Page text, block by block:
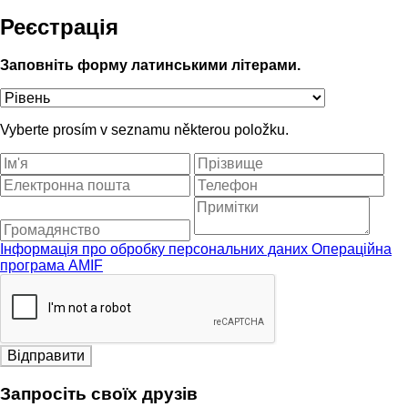
Реєстрація
Заповніть форму латинськими літерами.
Vyberte prosím v seznamu některou položku.
Інформація про обробку персональних даних Операційна
програма AMIF
Відправити
Запросіть своїх друзів